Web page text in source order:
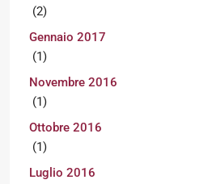
(2)
Gennaio 2017
(1)
Novembre 2016
(1)
Ottobre 2016
(1)
Luglio 2016